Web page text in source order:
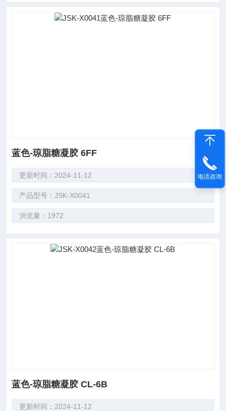
蓝色-琼脂糖凝胶 6FF
更新时间：2024-11-12
产品型号：JSK-X0041
浏览量：1972
蓝色-琼脂糖凝胶 CL-6B
更新时间：2024-11-12
电话咨询